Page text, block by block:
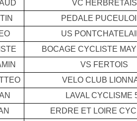
VC HERBRETAIS
PEDALE
US
BOCAGE CYCLISTE
VS FERTOIS
VELO CLUB
LAVAL CYCLISME
ERDRE ET LOIRE